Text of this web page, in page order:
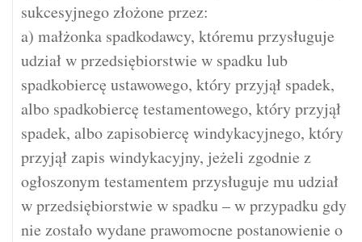
sukcesyjnego złożone przez:
a) małżonka spadkodawcy, któremu przysługuje
udział w przedsiębiorstwie w spadku lub
spadkobiercę ustawowego, który przyjął spadek,
albo spadkobiercę testamentowego, który przyjął
spadek, albo zapisobiercę windykacyjnego, który
przyjął zapis windykacyjny, jeżeli zgodnie z
ogłoszonym testamentem przysługuje mu udział
w przedsiębiorstwie w spadku – w przypadku gdy
nie zostało wydane prawomocne postanowienie o